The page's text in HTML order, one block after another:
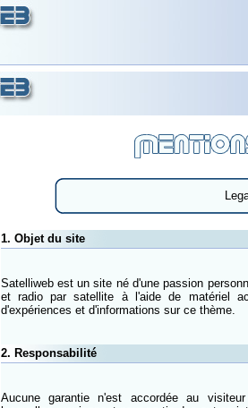
1. Objet du site
Satelliweb est un site né d'une passion
et radio par satellite à l'aide de matériel
d'expériences et d'informations sur ce thème.
2. Responsabilité
Aucune garantie n'est accordée au